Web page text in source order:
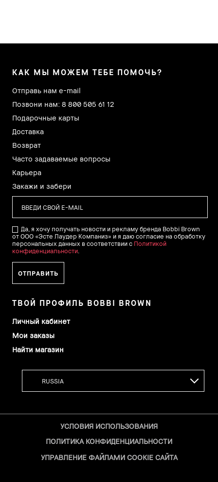
КАК МЫ МОЖЕМ ТЕБЕ ПОМОЧЬ?
Отправь нам e-mail
Позвони нам: 8 800 505 61 12
Подарочные карты
Доставка
Возврат
Часто задаваемые вопросы
Карьера
Закажи и забери
Да, я хочу получать новости и рекламу бренда Bobbi Brown
от ООО «Эсте Лаудер Компаниз» и я даю согласие на обработку
персональных данных в соответствии с Политикой
конфиденциальности.
ТВОЙ ПРОФИЛЬ BOBBI BROWN
Личный кабинет
Мои заказы
Найти магазин
УСЛОВИЯ ИСПОЛЬЗОВАНИЯ
ПОЛИТИКА КОНФИДЕНЦИАЛЬНОСТИ
УПРАВЛЕНИЕ ФАЙЛАМИ COOKIE САЙТА